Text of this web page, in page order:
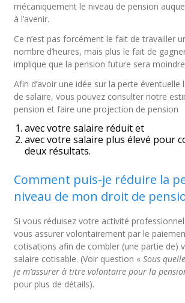
mécaniquement le niveau de pension
à l’avenir.
Ce n’est pas forcément le fait de travailler
nombre d’heures, mais plus le fait de
implique que la pension future sera
Afin d’avoir une idée sur la perte éventuelle
de salaire, vous pouvez consulter notre
pension et faire une projection de pension
avec votre salaire réduit et
avec votre salaire plus élevé pour
deux résultats.
Comment puis-je réduire la
niveau de mon droit de
Si vous réduisez votre activité
vous assurer volontairement par le
cotisations afin de combler (une partie de)
salaire cotisable. (Voir question «Sous
je m’assurer à titre volontaire pour la
pour plus de détails).